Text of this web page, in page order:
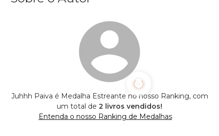
Juhhh Paiva é Medalha Estreante no nosso Ranking, com
um total de 2 livros vendidos!
Entenda o nosso Ranking de Medalhas